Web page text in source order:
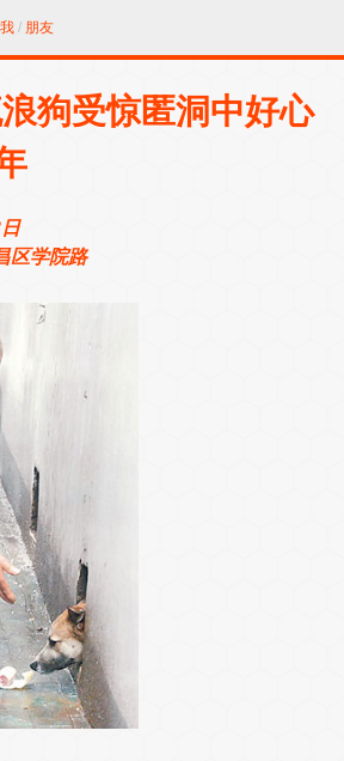
/ 朋友
狗受惊匿洞中好心
区学院路